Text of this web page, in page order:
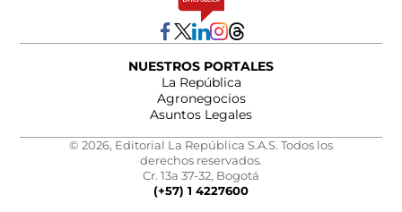
NUESTROS PORTALES
La República
Agronegocios
Asuntos Legales
© 2026, Editorial La República S.A.S. Todos los
derechos reservados.
Cr. 13a 37-32, Bogotá
(+57) 1 4227600